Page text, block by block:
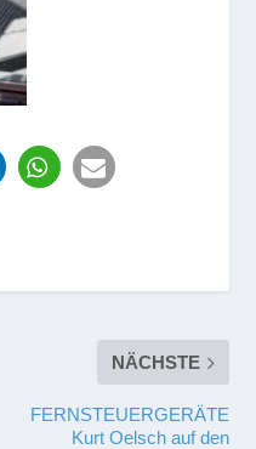
NÄCHSTE
FERNSTEUERGERÄTE
Kurt Oelsch auf den